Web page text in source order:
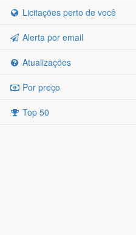
Licitações perto de você
Alerta por email
Atualizações
Por preço
Top 50